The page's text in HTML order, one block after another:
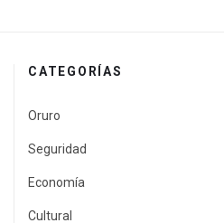
CATEGORÍAS
Oruro
Seguridad
Economía
Cultural